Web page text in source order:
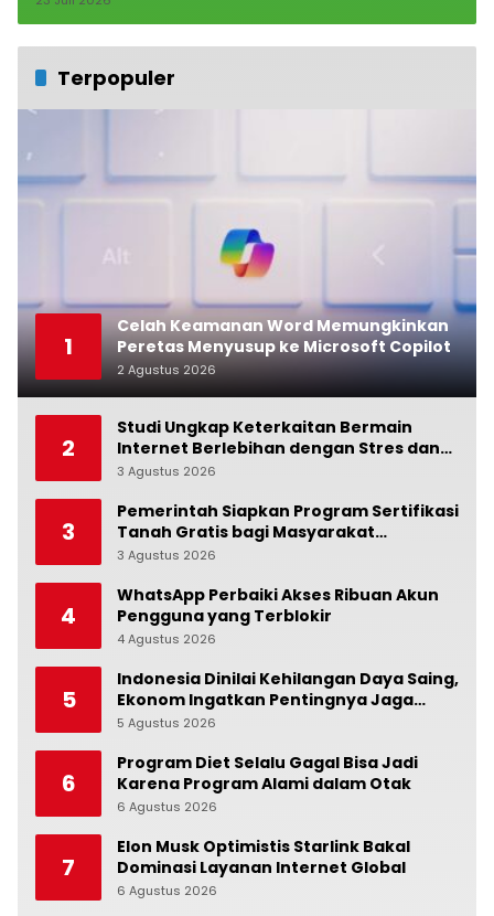
Terpopuler
1
Celah Keamanan Word Memungkinkan
Peretas Menyusup ke Microsoft Copilot
2 Agustus 2026
2
Studi Ungkap Keterkaitan Bermain
Internet Berlebihan dengan Stres dan
Suasana Hati
3 Agustus 2026
3
Pemerintah Siapkan Program Sertifikasi
Tanah Gratis bagi Masyarakat
Berpenghasilan Rendah
3 Agustus 2026
4
WhatsApp Perbaiki Akses Ribuan Akun
Pengguna yang Terblokir
4 Agustus 2026
5
Indonesia Dinilai Kehilangan Daya Saing,
Ekonom Ingatkan Pentingnya Jaga
Independensi Bank Indonesia
5 Agustus 2026
6
Program Diet Selalu Gagal Bisa Jadi
Karena Program Alami dalam Otak
6 Agustus 2026
7
Elon Musk Optimistis Starlink Bakal
Dominasi Layanan Internet Global
6 Agustus 2026